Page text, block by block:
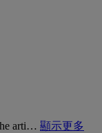
arti… 顯示更多